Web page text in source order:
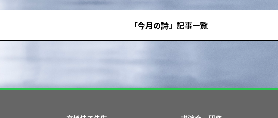
「今月の詩」記事一覧